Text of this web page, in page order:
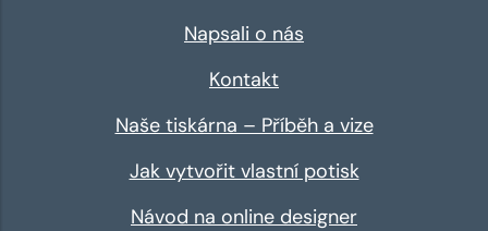
Napsali o nás
Kontakt
Naše tiskárna – Příběh a vize
Jak vytvořit vlastní potisk
Návod na online designer